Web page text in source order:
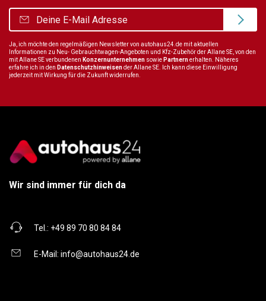
Ja, ich möchte den regelmäßigen Newsletter von autohaus24.de mit aktuellen
Informationen zu Neu- Gebrauchtwagen-Angeboten und Kfz-Zubehör der Allane SE, von den
mit Allane SE verbundenen Konzernunternehmen sowie Partnernerhalten. Näheres
erfahre ich in den Datenschutzhinweisender Allane SE. Ich kann diese Einwilligung
jederzeit mit Wirkung für die Zukunft widerrufen.
Wir sind immer für dich da
Tel.: +49 89 70 80 84 84
E-Mail: info@autohaus24.de